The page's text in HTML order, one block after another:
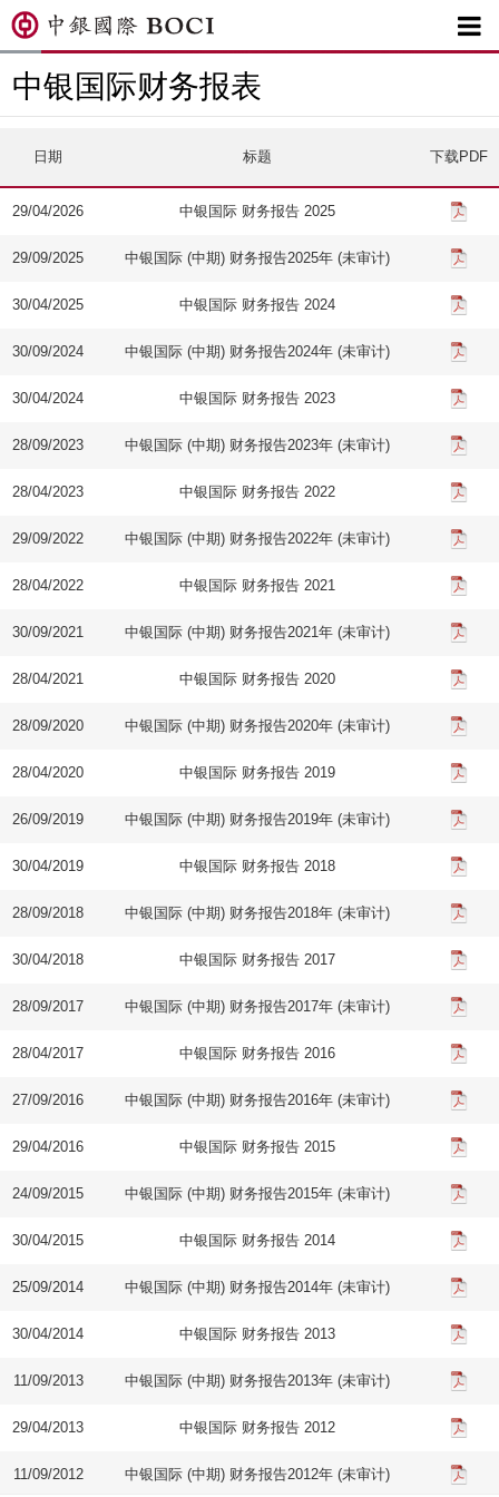

中银国际财务报表
日期 标题 下载PDF
29/04/2026 中银国际 财务报告 2025
29/09/2025 中银国际 (中期) 财务报告2025年 (未审计)
30/04/2025 中银国际 财务报告 2024
30/09/2024 中银国际 (中期) 财务报告2024年 (未审计)
30/04/2024 中银国际 财务报告 2023
28/09/2023 中银国际 (中期) 财务报告2023年 (未审计)
28/04/2023 中银国际 财务报告 2022
29/09/2022 中银国际 (中期) 财务报告2022年 (未审计)
28/04/2022 中银国际 财务报告 2021
30/09/2021 中银国际 (中期) 财务报告2021年 (未审计)
28/04/2021 中银国际 财务报告 2020
28/09/2020 中银国际 (中期) 财务报告2020年 (未审计)
28/04/2020 中银国际 财务报告 2019
26/09/2019 中银国际 (中期) 财务报告2019年 (未审计)
30/04/2019 中银国际 财务报告 2018
28/09/2018 中银国际 (中期) 财务报告2018年 (未审计)
30/04/2018 中银国际 财务报告 2017
28/09/2017 中银国际 (中期) 财务报告2017年 (未审计)
28/04/2017 中银国际 财务报告 2016
27/09/2016 中银国际 (中期) 财务报告2016年 (未审计)
29/04/2016 中银国际 财务报告 2015
24/09/2015 中银国际 (中期) 财务报告2015年 (未审计)
30/04/2015 中银国际 财务报告 2014
25/09/2014 中银国际 (中期) 财务报告2014年 (未审计)
30/04/2014 中银国际 财务报告 2013
11/09/2013 中银国际 (中期) 财务报告2013年 (未审计)
29/04/2013 中银国际 财务报告 2012
11/09/2012 中银国际 (中期) 财务报告2012年 (未审计)